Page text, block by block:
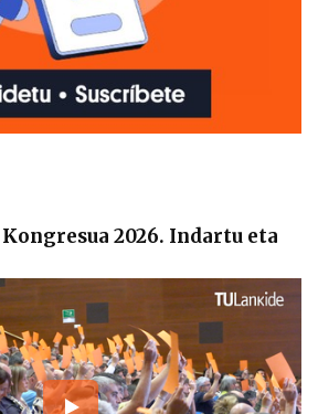
Kongresua 2026. Indartu eta